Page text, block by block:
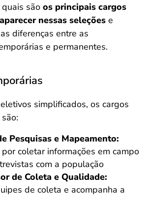
são os principais cargos
nessas seleções e
diferenças entre as
e permanentes.
simplificados, os cargos
Pesquisas e Mapeamento:
coletar informações em campo
com a população
de Coleta e Qualidade:
de coleta e acompanha a